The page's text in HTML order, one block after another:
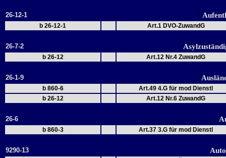
26-12-1
b 26-12-1 Art.1 DVO-ZuwandG
26-7-2
b 26-12 Art.12 Nr.4 ZuwandG
26-1-9
b 860-6
Art.49 4.G für mod Dienstl
b 26-12
Art.12 Nr.6 ZuwandG
26-6
b 860-3 Art.37 3.G für mod Dienstl
9290-13